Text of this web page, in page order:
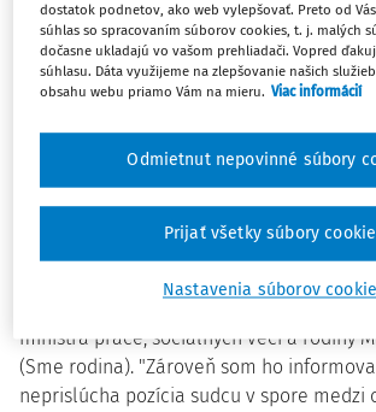
aby si vypočula ich výhrady k novele
vníma nespokojnosť odborov s
výšky minimálnej mzdy v tripartite.
"Nemám radosť z toho, že sociálny
konsenzuálnym spôsobom. Taktiež
nesprávne, že medzirezortným
prechádzal v tomto prípade iný návrh,
prezidentka s tým, že na potrebu
ministra práce, sociálnych vecí a rodiny
(Sme rodina). "Zároveň som ho
neprislúcha pozícia sudcu v spore medzi
dostatok podnetov, ako web vylepšovať. Preto od
súhlas so spracovaním súborov cookies, t. j. malých
dočasne ukladajú vo vašom prehliadači. Vopred
súhlasu. Dáta využijeme na zlepšovanie našich
obsahu webu priamo Vám na mieru. Viac informácií
Nastavenia súborov cookie
Odmietnut nepovinné súbory
Prijať všetky súbory cookie